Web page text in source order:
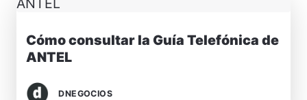
Cómo consultar la Guía Telefónica de
ANTEL
DNEGOCIOS